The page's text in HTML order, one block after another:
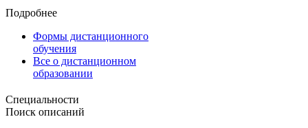
Подробнее
Формы дистанционного
обучения
Все о дистанционном
образовании
Специальности
Поиск описаний